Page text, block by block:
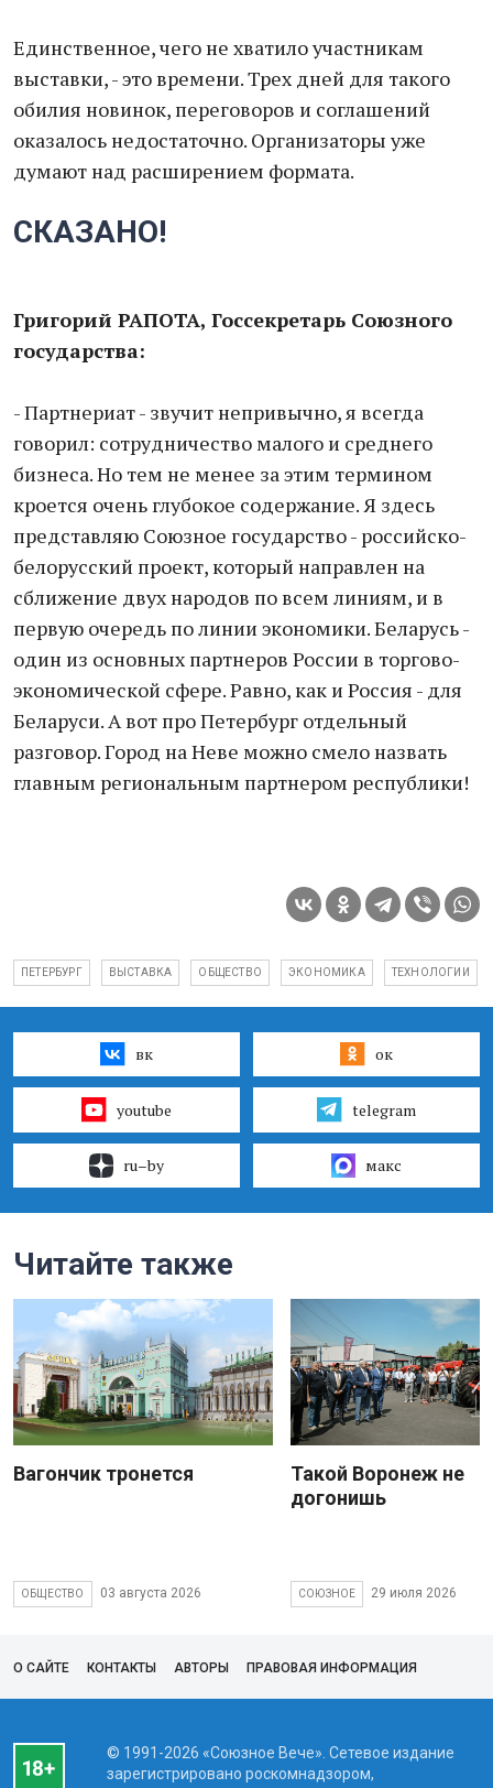
Единственное, чего не хватило участникам
выставки, - это времени. Трех дней для такого
обилия новинок, переговоров и соглашений
оказалось недостаточно. Организаторы уже
думают над расширением формата.
СКАЗАНО!
Григорий РАПОТА, Госсекретарь Союзного
государства:
- Партнериат - звучит непривычно, я всегда
говорил: сотрудничество малого и среднего
бизнеса. Но тем не менее за этим термином
кроется очень глубокое содержание. Я здесь
представляю Союзное государство - российско-
белорусский проект, который направлен на
сближение двух народов по всем линиям, и в
первую очередь по линии экономики. Беларусь -
один из основных партнеров России в торгово-
экономической сфере. Равно, как и Россия - для
Беларуси. А вот про Петербург отдельный
разговор. Город на Неве можно смело назвать
главным региональным партнером республики!
ПЕТЕРБУРГ ВЫСТАВКА ОБЩЕСТВО ЭКОНОМИКА ТЕХНОЛОГИИ
вк ок
youtube telegram
ru–by макс
Читайте также
Вагончик тронется
ОБЩЕСТВО 03 августа 2026
Такой Воронеж не
догонишь
СОЮЗНОЕ 29 июля 2026
О САЙТЕ КОНТАКТЫ АВТОРЫ ПРАВОВАЯ ИНФОРМАЦИЯ
© 1991-2026 «Союзное Вече». Сетевое издание
зарегистрировано роскомнадзором,